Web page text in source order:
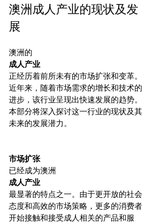
澳洲成人产业的现状及发
展
澳洲的
成人产业
正经历着前所未有的市场扩张和变革。
近年来，随着市场需求的增长和技术的
进步，该行业呈现出快速发展的趋势。
本部分将深入探讨这一行业的现状及其
未来的发展潜力。
市场扩张
已经成为澳洲
成人产业
最显著的特点之一。由于更开放的社会
态度和高效的市场策略，更多的消费者
开始接触和接受成人相关的产品和服